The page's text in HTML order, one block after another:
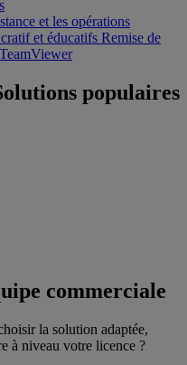
et les opérations
et éducatifs Remise de
populaires
commerciale
la solution adaptée,
à niveau votre licence ?